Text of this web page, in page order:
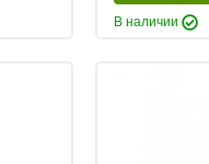
В наличии